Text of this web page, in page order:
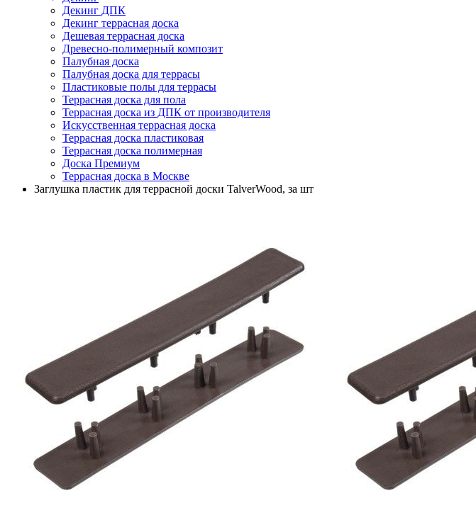
Декинг ДПК
Декинг террасная доска
Дешевая террасная доска
Древесно-полимерный композит
Палубная доска
Палубная доска для террасы
Пластиковые полы для террасы
Террасная доска для пола
Террасная доска из ДПК от производителя
Искусственная террасная доска
Террасная доска пластиковая
Террасная доска полимерная
Доска Премиум
Террасная доска в Москве
Заглушка пластик для террасной доски TalverWood, за шт